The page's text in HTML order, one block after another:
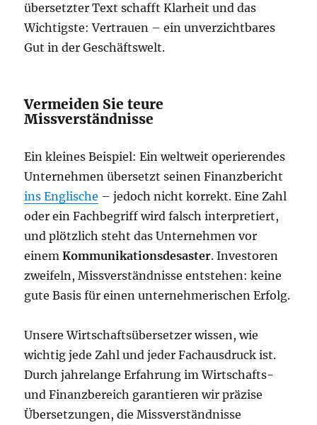
übersetzter Text schafft Klarheit und das
Wichtigste: Vertrauen – ein unverzichtbares
Gut in der Geschäftswelt.
Vermeiden Sie teure
Missverständnisse
Ein kleines Beispiel: Ein weltweit operierendes
Unternehmen übersetzt seinen Finanzbericht
ins Englische – jedoch nicht korrekt. Eine Zahl
oder ein Fachbegriff wird falsch interpretiert,
und plötzlich steht das Unternehmen vor
einemKommunikationsdesaster. Investoren
zweifeln, Missverständnisse entstehen: keine
gute Basis für einen unternehmerischen Erfolg.
Unsere Wirtschaftsübersetzer wissen, wie
wichtig jede Zahl und jeder Fachausdruck ist.
Durch jahrelange Erfahrung im Wirtschafts-
und Finanzbereich garantieren wir präzise
Übersetzungen, die Missverständnisse